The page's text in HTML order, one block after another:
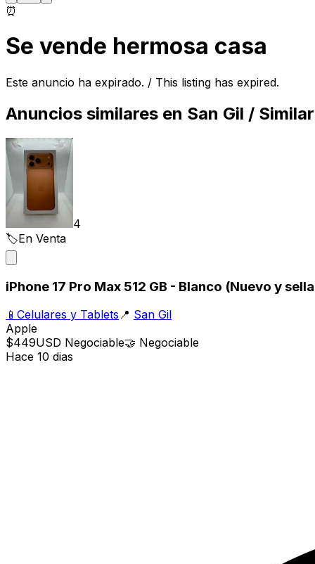
⏰
Se vende hermosa casa
Este anuncio ha expirado. / This listing has expired.
Anuncios similares en San Gil /
4
🏷️En Venta
iPhone 17 Pro Max 512 GB - Blanco (Nuevo y
📱 Celulares y Tablets 📍 San Gil
Apple
$449USD Negociable🤝 Negociable
Hace 10 dias